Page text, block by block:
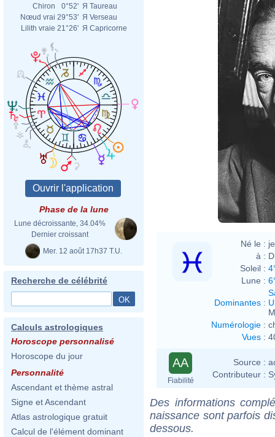
Chiron
0°52' Я Taureau
Nœud vrai 29°53' Я Verseau
Lilith vraie 21°26' Я Capricorne
Phase de la lune
Lune décroissante, 34.04%
Dernier croissant
Mer. 12 août 17h37 T.U.
Recherche de célébrité
Calculs astrologiques
Horoscope personnalisé
Horoscope du jour
Personnalité
Ascendant et thème astral
Signe et Ascendant
Atlas astrologique gratuit
Calcul de l'élément dominant
Né le :
à :
Soleil :
Lune :
Dominantes :
Numérologie :
Vues :
AA
Fiabilité
Source :
Contributeur :
Des informations
naissance sont parfois
dessous.